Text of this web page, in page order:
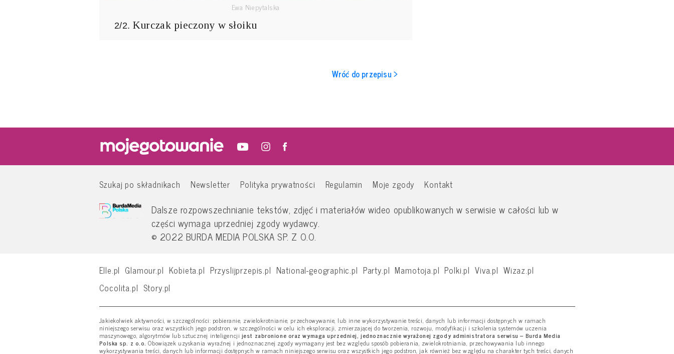
Ewa Niepytalska
2/2. Kurczak pieczony w słoiku
Wróć do przepisu >
Szukaj po składnikach Newsletter Polityka prywatności Regulamin Moje zgody Kontakt
Dalsze rozpowszechnianie tekstów, zdjęć i materiałów wideo opublikowanych w serwisie w całości lub w
części wymaga uprzedniej zgody wydawcy.
© 2022 BURDA MEDIA POLSKA SP. Z O.O.
Elle.pl Glamour.pl Kobieta.pl Przyslijprzepis.pl National-geographic.pl Party.pl Mamotoja.pl Polki.pl Viva.pl Wizaz.pl
Cocolita.pl Story.pl
Jakiekolwiek aktywności, w szczególności: pobieranie, zwielokrotnianie, przechowywanie, lub inne wykorzystywanie treści, danych lub informacji dostępnych w ramach
niniejszego serwisu oraz wszystkich jego podstron, w szczególności w celu ich eksploracji, zmierzającej do tworzenia, rozwoju, modyfikacji i szkolenia systemów uczenia
maszynowego, algorytmów lub sztucznej inteligencji jest zabronione oraz wymaga uprzedniej, jednoznacznie wyrażonej zgody administratora serwisu – Burda Media
Polska sp. z o.o. Obowiązek uzyskania wyraźnej i jednoznacznej zgody wymagany jest bez względu sposób pobierania, zwielokrotniania, przechowywania lub innego
wykorzystywania treści, danych lub informacji dostępnych w ramach niniejszego serwisu oraz wszystkich jego podstron, jak również bez względu na charakter tych treści, danych